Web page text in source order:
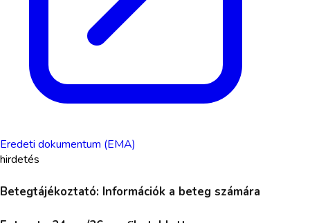
Eredeti dokumentum (EMA)
hirdetés
Betegtájékoztató: Információk a beteg számára